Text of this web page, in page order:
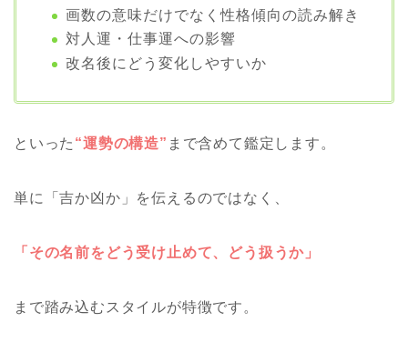
画数の意味だけでなく性格傾向の読み解き
対人運・仕事運への影響
改名後にどう変化しやすいか
といった “運勢の構造” まで含めて鑑定します。
単に「吉か凶か」を伝えるのではなく、
「その名前をどう受け止めて、どう扱うか」
まで踏み込むスタイルが特徴です。